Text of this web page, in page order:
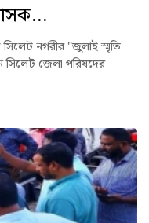
নগরীর "জুলাই স্মৃতি
সিলেট জেলা পরিষদের